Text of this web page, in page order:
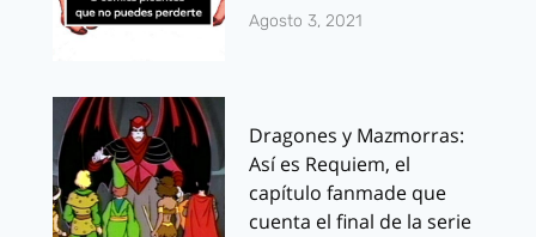
Agosto 3, 2021
Dragones y Mazmorras:
Así es Requiem, el
capítulo fanmade que
cuenta el final de la serie